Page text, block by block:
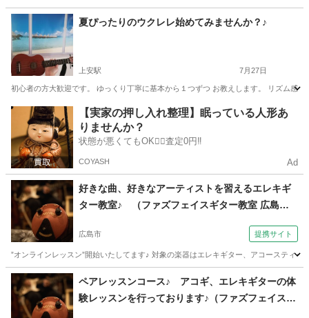
広島 東広島市 安芸津駅 ギター DTM
夏ぴったりのウクレレ始めてみませんか？♪
上安駅 7月27日
初心者の方大歓迎です。 ゆっくり丁寧に基本から１つずつ お教えします。 リズム
広島 広島市 上安駅 ウクレレ レッスン
【実家の押し入れ整理】眠っている人形あ
りませんか？
状態が悪くてもOK🙆‍♀️査定0円‼️
COYASH Ad
好きな曲、好きなアーティストを習えるエレキギ
ター教室♪ （ファズフェイスギター教室 広島市
広島市 提携サイト
”オンラインレッスン”開始いたしてます♪ 対象の楽器はエレキギター、アコースティ
広島 広島市
ペアレッスンコース♪ アコギ、エレキギターの体
験レッスンを行っております♪（ファズフェイスギ